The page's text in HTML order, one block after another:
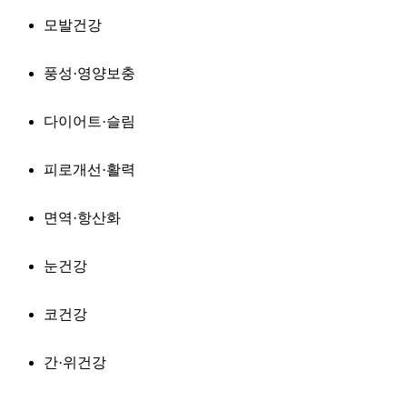
모발건강
풍성·영양보충
다이어트·슬림
피로개선·활력
면역·항산화
눈건강
코건강
간·위건강